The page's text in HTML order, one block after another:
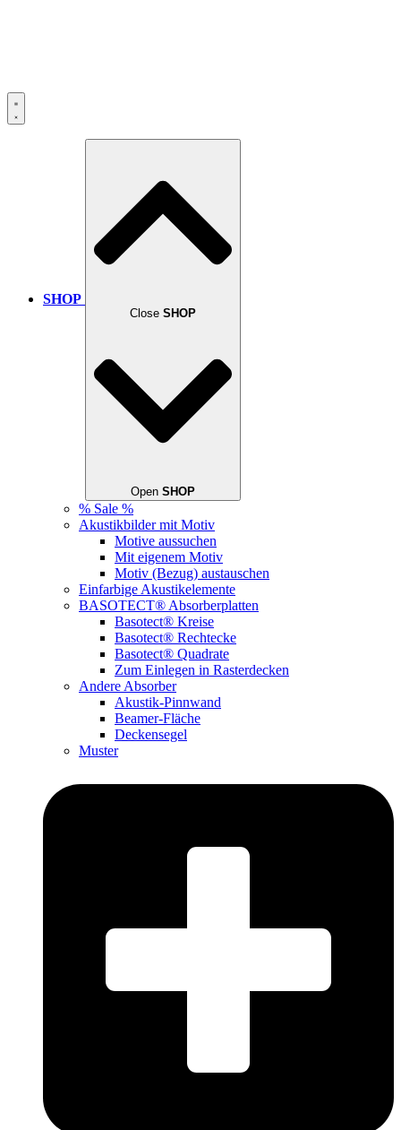
SHOP
Close SHOP
Open SHOP
% Sale %
Akustikbilder mit Motiv
Motive aussuchen
Mit eigenem Motiv
Motiv (Bezug) austauschen
Einfarbige Akustikelemente
BASOTECT® Absorberplatten
Basotect® Kreise
Basotect® Rechtecke
Basotect® Quadrate
Zum Einlegen in Rasterdecken
Andere Absorber
Akustik-Pinnwand
Beamer-Fläche
Deckensegel
Muster